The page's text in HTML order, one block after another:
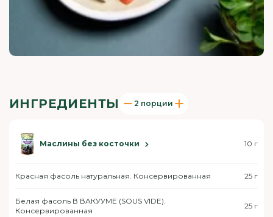
ИНГРЕДИЕНТЫ 2 порции
Маслины без косточки 10 г
Красная фасоль натуральная. Консервированная 25 г
Белая фасоль В ВАКУУМЕ (SOUS VIDE).
Консервированная
25 г